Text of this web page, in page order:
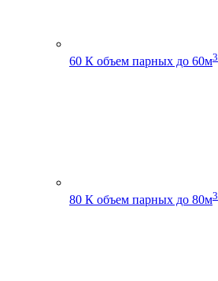
60 К объем парных до 60м3
80 К объем парных до 80м3